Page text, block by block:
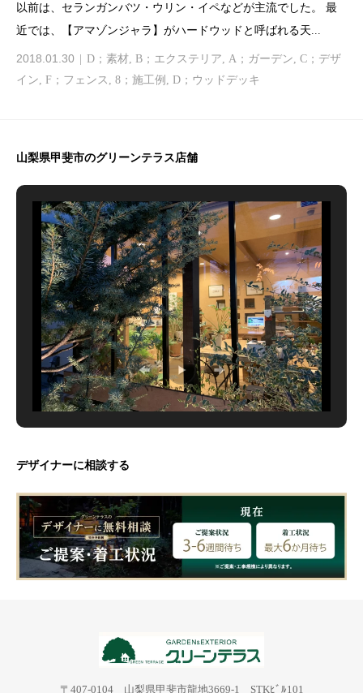
以前は、セランガンバツ・ウリン・イペなどが主流でした。 最
近では、【アマゾンジャラ】がハードウッドと呼ばれる天...
2018.01.30 D；素材, B；エクステリア, A；ガーデン, C；デザ
イン, F；フェンス , 8；施工例 , D；ウッドデッキ
山梨県甲斐市のグリーンテラス店舗
デザイナーに相談する
〒407-0104 山梨県甲斐市龍地3669-1 STKﾋﾞﾙ101